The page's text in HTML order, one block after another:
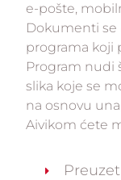
e-pošte,
Dokumenti se
programa koji
Program nudi
slika koje se
na osnovu
Aivikom ćete